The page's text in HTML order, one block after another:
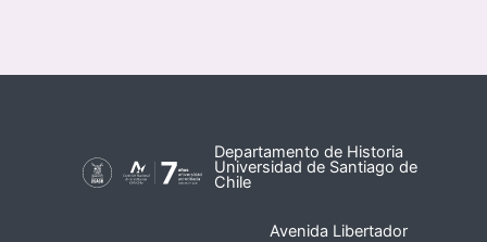
Departamento de Historia
Universidad de Santiago de
Chile
Avenida Libertador